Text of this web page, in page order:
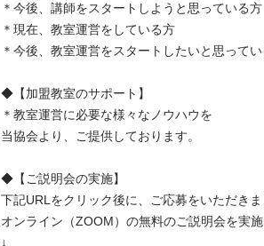
＊今後、講師をスタートしようと思っている方
＊現在、教室運営をしている方
＊今後、教室運営をスタートしたいと思って
◆【加盟教室のサポート】
＊教室運営に必要な様々なノウハウを
当協会より、ご提供しております。
◆【ご説明会の実施】
下記URLをクリック後に、ご応募をいただきま
オンライン（ZOOM）の無料のご説明会を実施